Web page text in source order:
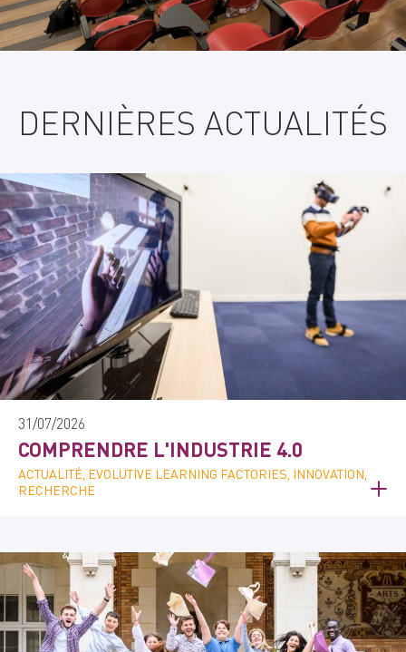
DERNIÈRES ACTUALITÉS
31/07/2026
COMPRENDRE L'INDUSTRIE 4.0
ACTUALITÉ, EVOLUTIVE LEARNING FACTORIES, INNOVATION,
RECHERCHE